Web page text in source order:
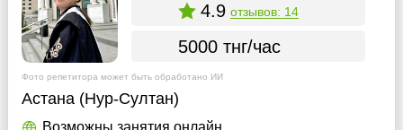
4.9 отзывов: 14
5000 тнг/час
Фото репетитора может быть обработано ИИ
Астана (Нур-Султан)
Возможны занятия онлайн